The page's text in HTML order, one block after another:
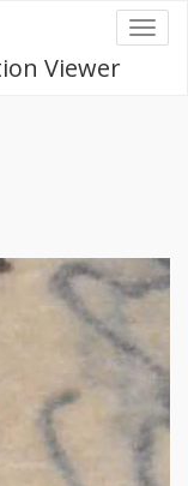
Viewer
Draw